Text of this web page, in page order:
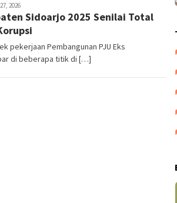
2026
Sidoarjo 2025 Senilai Total
pekerjaan Pembangunan PJU Eks
di beberapa titik di […]